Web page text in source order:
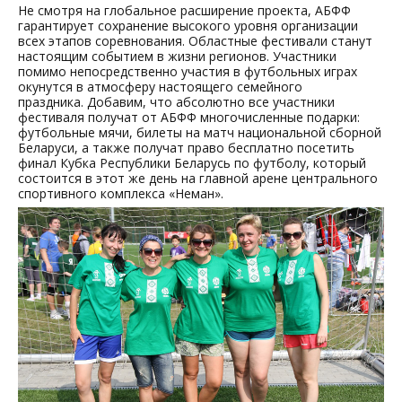
Не смотря на глобальное расширение проекта, АБФФ
гарантирует сохранение высокого уровня организации
всех этапов соревнования. Областные фестивали станут
настоящим событием в жизни регионов. Участники
помимо непосредственно участия в футбольных играх
окунутся в атмосферу настоящего семейного
праздника. Добавим, что абсолютно все участники
фестиваля получат от АБФФ многочисленные подарки:
футбольные мячи, билеты на матч национальной сборной
Беларуси, а также получат право бесплатно посетить
финал Кубка Республики Беларусь по футболу, который
состоится в этот же день на главной арене центрального
спортивного комплекса «Неман».